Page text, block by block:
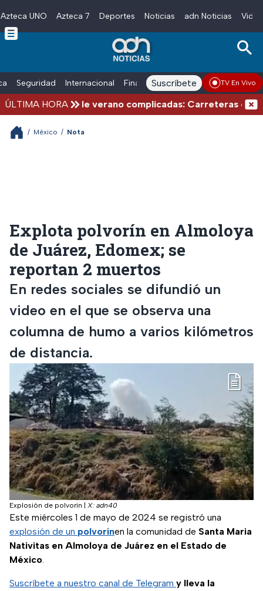
Skip to main content
Azteca UNO Azteca 7 Deportes Noticias adn Noticias
Seguridad Internacional Finanzas adn Noticias Radio
Suscríbete TV En Vivo
ÚLTIMA HORA
Vacaciones de verano complicadas: Carreteras
/ México / Nota
Explota polvorín en Almoloya
de Juárez, Edomex; se
reportan 2 muertos
En redes sociales se difundió un
video en el que se observa una
columna de humo a varios kilómetros
de distancia.
Explosión de polvorín X: adn40
Este miércoles 1 de mayo de 2024 se registró una
explosión de un polvorínen la comunidad de Santa Maria
Nativitas en Almoloya de Juárez en el Estado de
México.
Suscríbete a nuestro canal de Telegram y lleva la